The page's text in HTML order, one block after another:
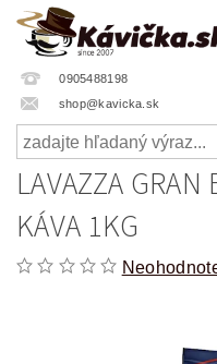
0905488198
shop@kavicka.sk
LAVAZZA GRAN
KÁVA 1KG